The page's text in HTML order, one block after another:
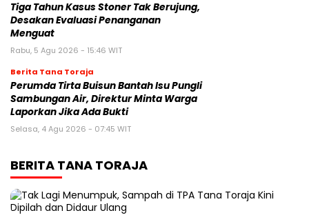
Tiga Tahun Kasus Stoner Tak Berujung,
Desakan Evaluasi Penanganan
Menguat
Rabu, 5 Agu 2026 - 15:46 WIT
Berita Tana Toraja
Perumda Tirta Buisun Bantah Isu Pungli
Sambungan Air, Direktur Minta Warga
Laporkan Jika Ada Bukti
Selasa, 4 Agu 2026 - 07:45 WIT
BERITA TANA TORAJA